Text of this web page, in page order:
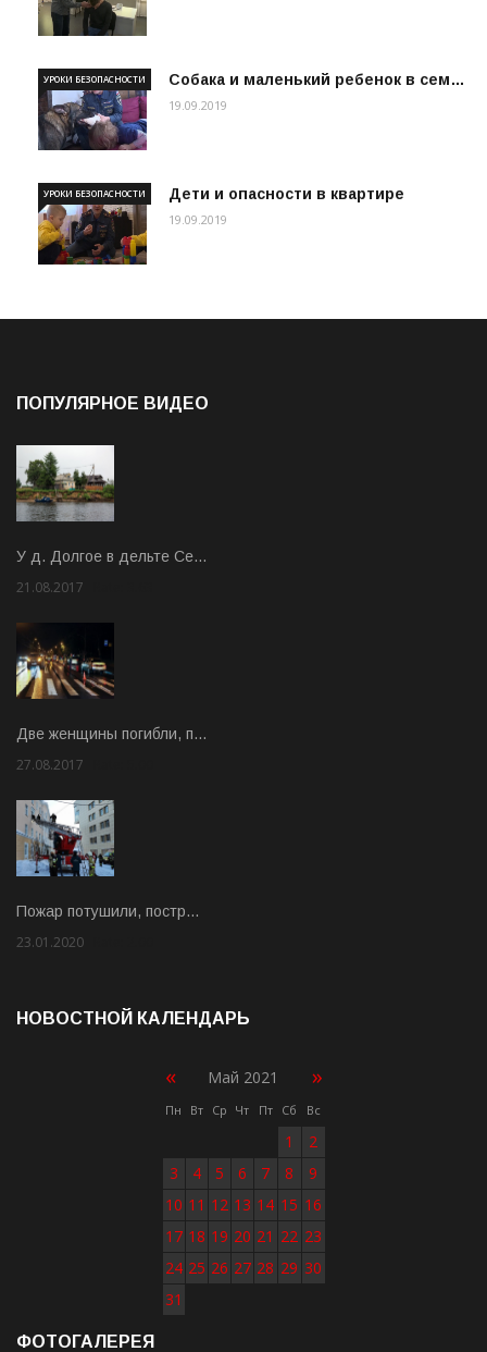
Собака и маленький ребенок в сем…
УРОКИ БЕЗОПАСНОСТИ
19.09.2019
Дети и опасности в квартире
УРОКИ БЕЗОПАСНОСТИ
19.09.2019
ПОПУЛЯРНОЕ ВИДЕО
У д. Долгое в дельте Се…
21.08.2017
Две женщины погибли, п…
27.08.2017
Пожар потушили, постр…
23.01.2020
НОВОСТНОЙ КАЛЕНДАРЬ
« Май 2021 »
Пн Вт Ср Чт Пт Сб Вс
1
2
3
4 5 6 7 8
9
10 11 12 13 14 15 16
17 18 19 20 21 22 23
24 25 26 27 28 29 30
31
ФОТОГАЛЕРЕЯ